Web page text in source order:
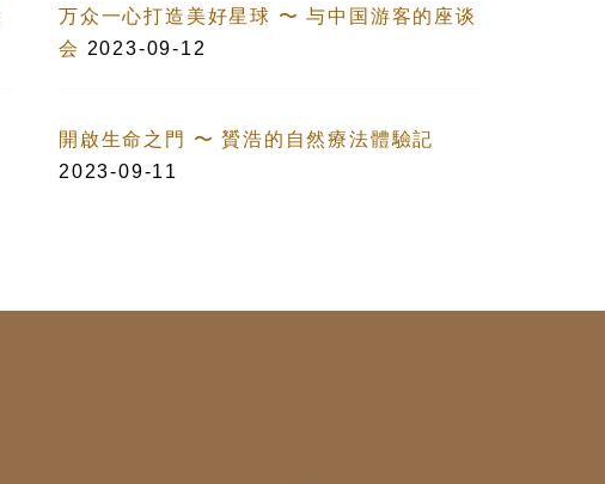
万众一心打造美好星球 〜 与中国游客的座谈
会 2023-09-12
開啟生命之門 〜 贇浩的自然療法體驗記
2023-09-11